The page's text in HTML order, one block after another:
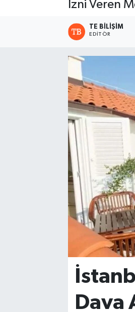
İzni Veren
TE BILIŞIM
EDITÖR
Dava
Haber Arşivi